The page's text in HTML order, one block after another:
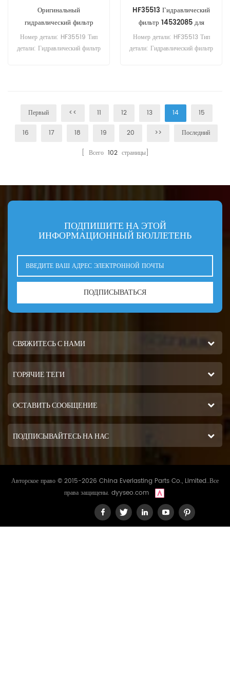
Оригинальный
гидравлический фильтр
HF35519
Номер детали: HF35519 Тип
детали: Гидравлический фильтр
HF35513 Гидравлический
фильтр 14532085 для
EC140B
Номер детали: HF35513 Тип
детали: Гидравлический фильтр
Первый << 11 12 13 14 15
16 17 18 19 20 >> Последний
[ Всего 102страницы]
ПОДПИШИТЕ НА ЭТОЙ
ИНФОРМАЦИОННЫЙ БЮЛЛЕТЕНЬ
ПОДПИСЫВАТЬСЯ
СВЯЖИТЕСЬ С НАМИ
ГОРЯЧИЕ ТЕГИ
ОСТАВИТЬ СООБЩЕНИЕ
ПОДПИСЫВАЙТЕСЬ НА НАС
Авторское право © 2015-2026 China Everlasting Parts Co., Limited..Все
права защищены. dyyseo.com